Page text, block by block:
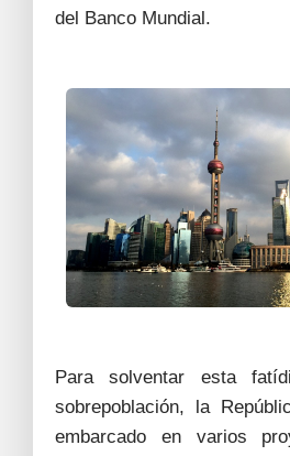
del Banco Mundial.
Para solventar esta
sobrepoblación, la
embarcado en varios